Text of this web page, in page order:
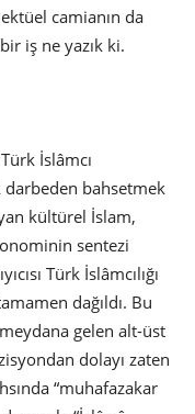
camianın da
iş ne yazık ki.
İslâmcı
darbeden bahsetmek
kültürel İslam,
sentezi
Türk İslâmcılığı
dağıldı. Bu
gelen alt-üst
dolayı zaten
“muhafazakar